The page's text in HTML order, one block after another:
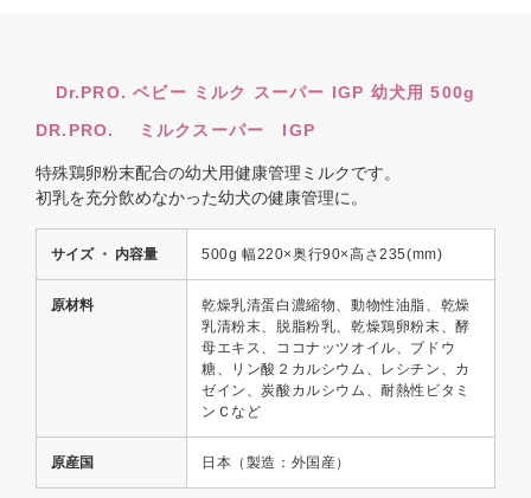
Dr.PRO. ベビー ミルク スーパー IGP 幼犬用 500g
DR.PRO. ミルクスーパー IGP
特殊鶏卵粉末配合の幼犬用健康管理ミルクです。
初乳を充分飲めなかった幼犬の健康管理に。
サイズ ・ 内容量 500g 幅220×奥行90×高さ235(mm)
原材料
乾燥乳清蛋白濃縮物、動物性油脂、乾燥
乳清粉末、脱脂粉乳、乾燥鶏卵粉末、酵
母エキス、ココナッツオイル、ブドウ
糖、リン酸２カルシウム、レシチン、カ
ゼイン、炭酸カルシウム、耐熱性ビタミ
ンＣなど
原産国 日本（製造：外国産）